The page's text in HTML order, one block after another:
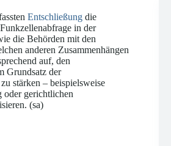
Entschließung die
in der
die Behörden mit den
anderen Zusammenhängen
auf, den
Grundsatz der
stärken – beispielsweise
oder gerichtlichen
(sa)